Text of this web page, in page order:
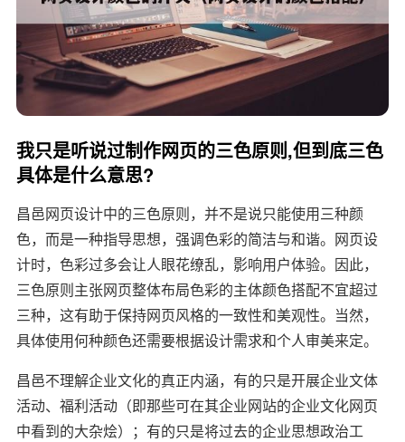
我只是听说过制作网页的三色原则,但到底三色
具体是什么意思?
昌邑网页设计中的三色原则，并不是说只能使用三种颜
色，而是一种指导思想，强调色彩的简洁与和谐。网页设
计时，色彩过多会让人眼花缭乱，影响用户体验。因此，
三色原则主张网页整体布局色彩的主体颜色搭配不宜超过
三种，这有助于保持网页风格的一致性和美观性。当然，
具体使用何种颜色还需要根据设计需求和个人审美来定。
昌邑不理解企业文化的真正内涵，有的只是开展企业文体
活动、福利活动（即那些可在其企业网站的企业文化网页
中看到的大杂烩）；有的只是将过去的企业思想政治工